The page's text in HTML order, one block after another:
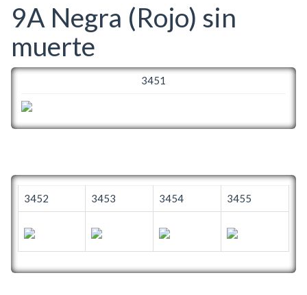
9A Negra (Rojo) sin
muerte
3451
3452 3453 3454 3455